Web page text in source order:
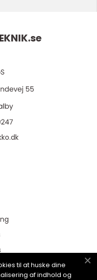
se
til at huske dine
af indhold og